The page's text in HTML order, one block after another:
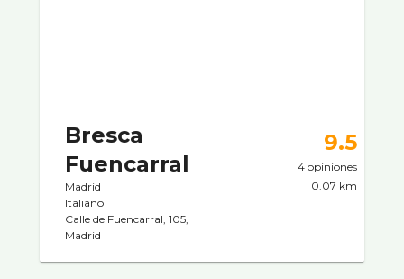
Bresca
Fuencarral
Madrid
Italiano
Calle de Fuencarral, 105,
Madrid
9.5
4 opiniones
0.07 km